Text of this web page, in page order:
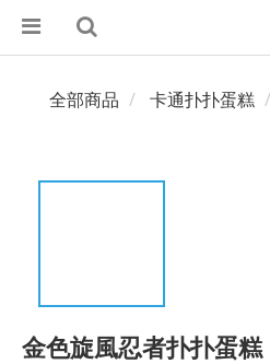
全部商品 卡通扑扑蛋糕
金色旋風忍者扑扑蛋糕